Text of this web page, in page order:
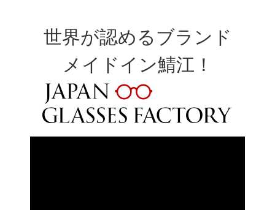
世界が認めるブランド
メイドイン鯖江！